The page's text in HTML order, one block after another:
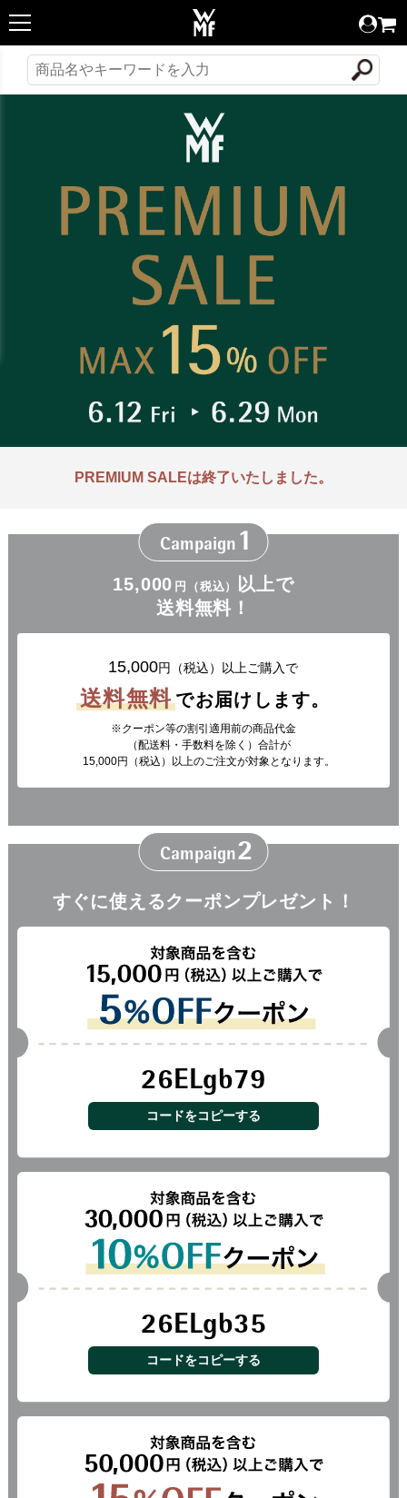
PREMIUM SALEは終了いたしました。
Campaign 1
15,000 円（税込）
以上で
送料無料！
15,000円（税込）以上ご購入で
送料無料 でお届けします。
クーポン等の割引適用前の商品代金
（配送料・手数料を除く）合計が
15,000円（税込）以上のご注文が対象となります。
Campaign2
すぐに使えるクーポンプレゼント！
26ELgb79
コードをコピーする
26ELgb35
コードをコピーする